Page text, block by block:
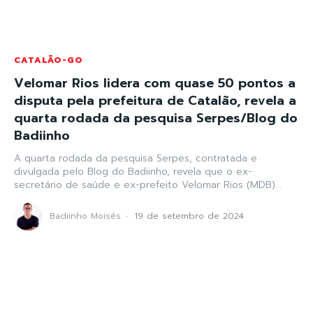
CATALÃO-GO
Velomar Rios lidera com quase 50 pontos a
disputa pela prefeitura de Catalão, revela a
quarta rodada da pesquisa Serpes/Blog do
Badiinho
A quarta rodada da pesquisa Serpes, contratada e
divulgada pelo Blog do Badiinho, revela que o ex-
secretário de saúde e ex-prefeito Velomar Rios (MDB)...
Badiinho Moisés - 19 de setembro de 2024